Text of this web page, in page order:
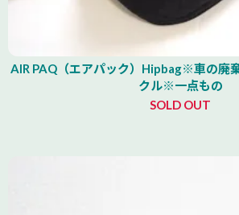
AIR PAQ（エアパック）Hipbag※車の廃
クル※一点もの
SOLD OUT